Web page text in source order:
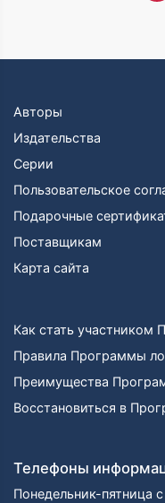
Авторы
Издательства
Серии
Пользовательское
Подарочные
Поставщикам
Карта сайта
Как стать участником
Правила Программы
Преимущества
Восстановиться в
Телефоны
Понедельник-пятница